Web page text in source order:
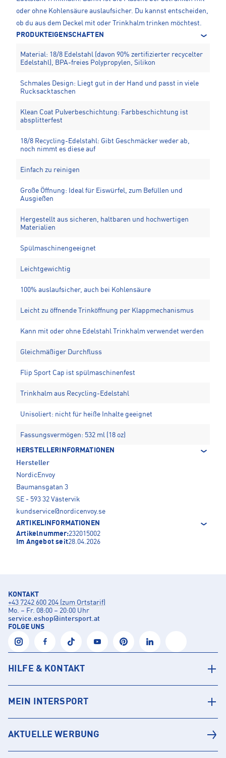
oder ohne Kohlensäure auslaufsicher. Du kannst entscheiden,
ob du aus dem Deckel mit oder Trinkhalm trinken möchtest.
PRODUKTEIGENSCHAFTEN
Material: 18/8 Edelstahl (davon 90% zertifizierter recycelter
Edelstahl), BPA-freies Polypropylen, Silikon
Schmales Design: Liegt gut in der Hand und passt in viele
Rucksacktaschen
Klean Coat Pulverbeschichtung: Farbbeschichtung ist
absplitterfest
18/8 Recycling-Edelstahl: Gibt Geschmäcker weder ab,
noch nimmt es diese auf
Einfach zu reinigen
Große Öffnung: Ideal für Eiswürfel, zum Befüllen und
Ausgießen
Hergestellt aus sicheren, haltbaren und hochwertigen
Materialien
Spülmaschinengeeignet
Leichtgewichtig
100% auslaufsicher, auch bei Kohlensäure
Leicht zu öffnende Trinköffnung per Klappmechanismus
Kann mit oder ohne Edelstahl Trinkhalm verwendet werden
Gleichmäßiger Durchfluss
Flip Sport Cap ist spülmaschinenfest
Trinkhalm aus Recycling-Edelstahl
Unisoliert: nicht für heiße Inhalte geeignet
Fassungsvermögen: 532 ml (18 oz)
HERSTELLERINFORMATIONEN
Hersteller
NordicEnvoy
Baumansgatan 3
SE - 593 32 Västervik
kundservice@nordicenvoy.se
ARTIKELINFORMATIONEN
Artikelnummer:232015002
Im Angebot seit28.04.2026
KONTAKT
+43 7242 600 204 (zum Ortstarif)
Mo. – Fr. 08:00 – 20:00 Uhr
service.eshop@intersport.at
FOLGE UNS
HILFE & KONTAKT
MEIN INTERSPORT
AKTUELLE WERBUNG